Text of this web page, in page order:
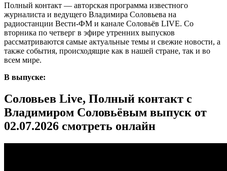
Полный контакт — авторская программа известного
журналиста и ведущего Владимира Соловьева на
радиостанции Вести-ФМ и канале Соловьёв LIVE. Со
вторника по четверг в эфире утренних выпусков
рассматриваются самые актуальные темы и свежие новости, а
также события, происходящие как в нашей стране, так и во
всем мире.
В выпуске:
Соловьев Live, Полный контакт с
Владимиром Соловьёвым выпуск от
02.07.2026 смотреть онлайн